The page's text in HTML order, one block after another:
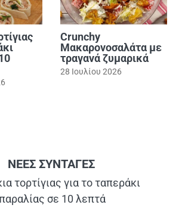
Crunchy
Μακαρονοσαλάτα με
τραγανά ζυμαρικά
28 Ιουλίου 2026
ΝΕΕΣ ΣΥΝΤΑΓΕΣ
τορτίγιας για το ταπεράκι
σε 10 λεπτά